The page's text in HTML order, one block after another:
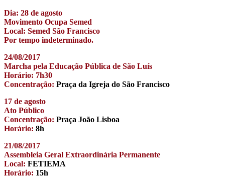
Dia: 28 de agosto
Movimento Ocupa Semed
Local: Semed São Francisco
Por tempo indeterminado.
24/08/2017
Marcha pela Educação Pública de São Luís
Horário: 7h30
Concentração: Praça da Igreja do São Francisco
17 de agosto
Ato Público
Concentração: Praça João Lisboa
Horário: 8h
21/08/2017
Assembleia Geral Extraordinária Permanente
Local: FETIEMA
Horário: 15h